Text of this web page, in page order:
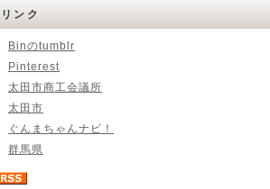
リンク
Binのtumblr
Pinterest
太田市商工会議所
太田市
ぐんまちゃんナビ！
群馬県